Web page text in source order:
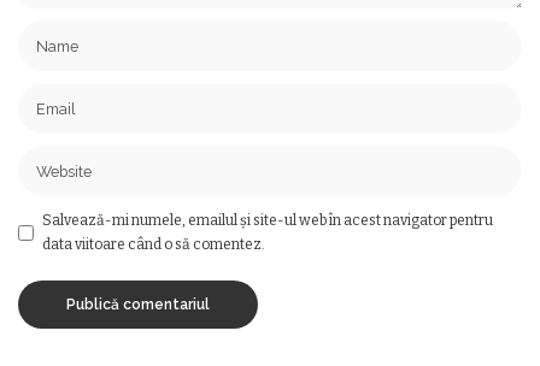
Salvează-mi numele, emailul și site-ul web în acest navigator pentru
data viitoare când o să comentez.